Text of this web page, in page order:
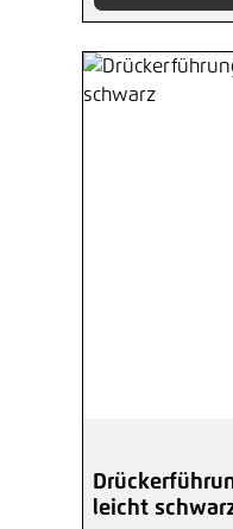
leicht